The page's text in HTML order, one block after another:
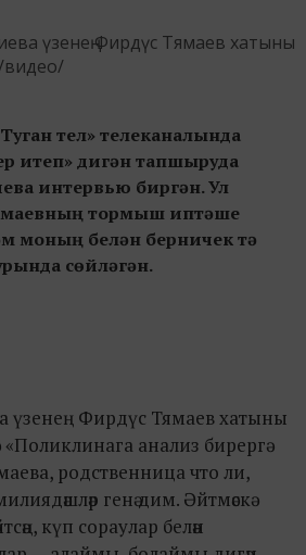
тел» телеканалында
итеп» дигән тапшыруда
интервью биргән. Ул
тормыш иптәше
моның белән берничек тә
сөйләгән.
үзенең Фирдүс Тямаев хатыны
анализ бирергә
родственница что ли,
генә дим. Әйтмәскә
күп сораулар белән